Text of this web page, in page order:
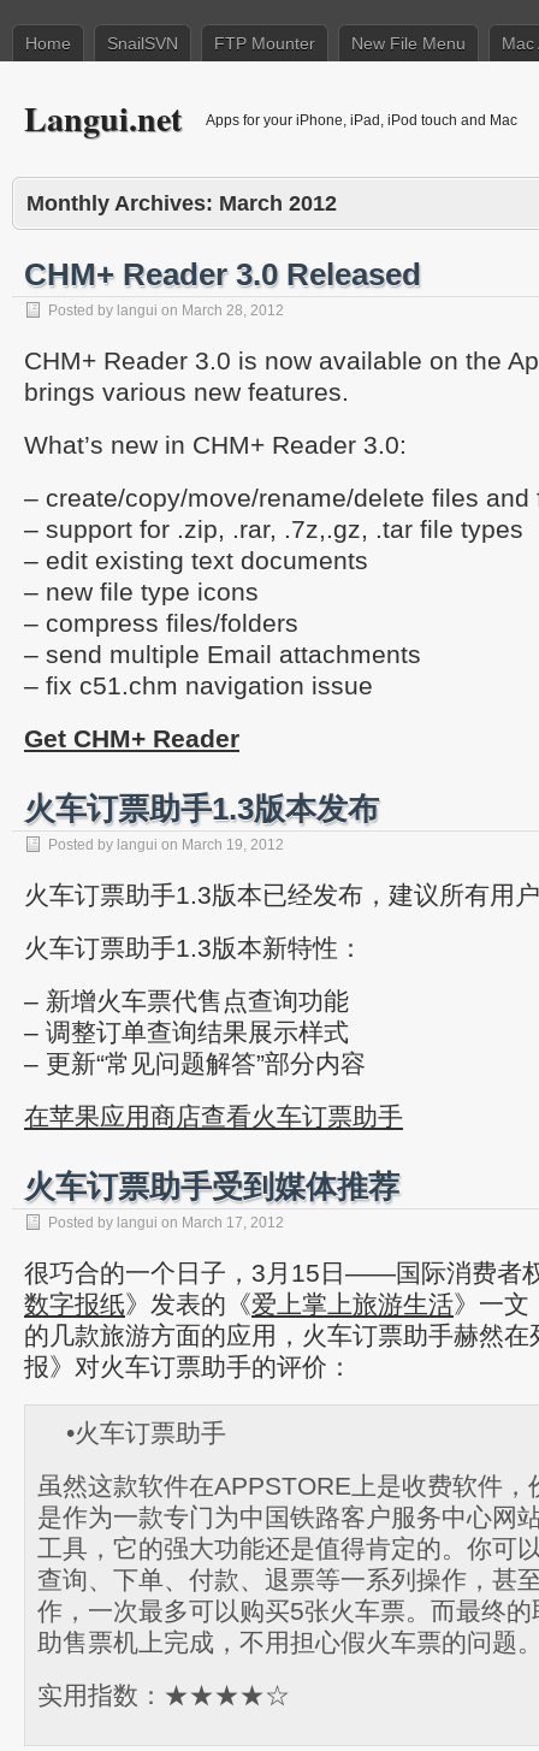
Home SnailSVN FTP Mounter New File Menu Mac
Langui.net Apps for your iPhone, iPad, iPod touch and Mac
Monthly Archives: March 2012
CHM+ Reader 3.0 Released
Posted by langui on March 28, 2012
CHM+ Reader 3.0 is now available on the
brings various new features.
What’s new in CHM+ Reader 3.0:
– create/copy/move/rename/delete files and
– support for .zip, .rar, .7z,.gz, .tar file types
– edit existing text documents
– new file type icons
– compress files/folders
– send multiple Email attachments
– fix c51.chm navigation issue
Get CHM+ Reader
火车订票助手1.3版本发布
Posted by langui on March 19, 2012
火车订票助手1.3版本已经发布，建议所有用
火车订票助手1.3版本新特性：
– 新增火车票代售点查询功能
– 调整订单查询结果展示样式
– 更新“常见问题解答”部分内容
在苹果应用商店查看火车订票助手
火车订票助手受到媒体推荐
Posted by langui on March 17, 2012
很巧合的一个日子，3月15日——国际消费者
数字报纸》发表的《爱上掌上旅游生活》一文
的几款旅游方面的应用，火车订票助手赫然
报》对火车订票助手的评价：
•火车订票助手
虽然这款软件在APPSTORE上是收费软件，
是作为一款专门为中国铁路客户服务中心网
工具，它的强大功能还是值得肯定的。你可
查询、下单、付款、退票等一系列操作，甚
作，一次最多可以购买5张火车票。而最终
助售票机上完成，不用担心假火车票的问题
实用指数：★★★★☆